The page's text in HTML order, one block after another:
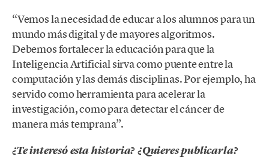
“Vemos la necesidad de educar a los alumnos para un
mundo más digital y de mayores algoritmos.
Debemos fortalecer la educación para que la
Inteligencia Artificial sirva como puente entre la
computación y las demás disciplinas. Por ejemplo, ha
servido como herramienta para acelerar la
investigación, como para detectar el cáncer de
manera más temprana”.
¿Te interesó esta historia? ¿Quieres publicarla?